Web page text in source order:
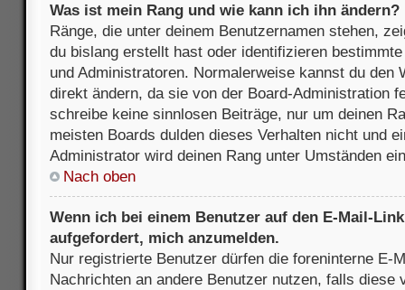
Was ist mein Rang und wie kann ich ihn ändern?
Ränge, die unter deinem Benutzernamen stehen,
du bislang erstellt hast oder identifizieren
und Administratoren. Normalerweise kannst du den
direkt ändern, da sie von der Board-Administration
schreibe keine sinnlosen Beiträge, nur um deinen
meisten Boards dulden dieses Verhalten nicht und
Administrator wird deinen Rang unter Umständen
Nach oben
Wenn ich bei einem Benutzer auf den E-Mail-
aufgefordert, mich anzumelden.
Nur registrierte Benutzer dürfen die foreninterne E-
Nachrichten an andere Benutzer nutzen, falls diese